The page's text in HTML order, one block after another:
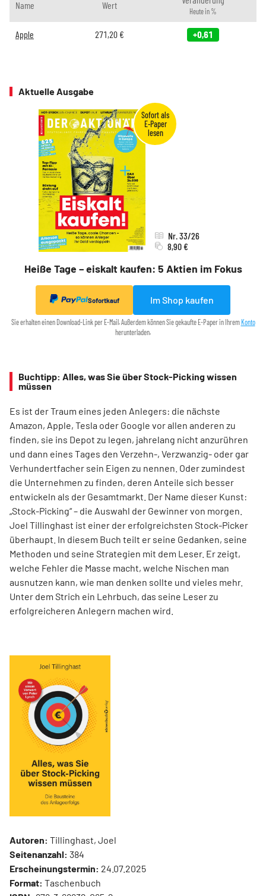
Name Wert
Heute in %
Apple 271,20 € +0,61
Aktuelle Ausgabe
Heiße Tage – eiskalt kaufen: 5 Aktien im Fokus
Nr. 33/26
8,90 €
Sofortkauf Im Shop kaufen
Sie erhalten einen Download-Link per E-Mail. Außerdem können Sie gekaufte E-Paper in Ihrem Konto
herunterladen.
Buchtipp: Alles, was Sie über Stock-Picking wissen
müssen
Es ist der Traum eines jeden Anlegers: die nächste
Amazon, Apple, Tesla oder Google vor allen anderen zu
finden, sie ins Depot zu legen, jahrelang nicht anzurühren
und dann eines Tages den Verzehn-, Verzwanzig- oder gar
Verhundertfacher sein Eigen zu nennen. Oder zumindest
die Unternehmen zu finden, deren Anteile sich besser
entwickeln als der Gesamtmarkt. Der Name dieser Kunst:
„Stock-Picking“ – die Auswahl der Gewinner von morgen.
Joel Tillinghast ist einer der erfolgreichsten Stock-Picker
überhaupt. In diesem Buch teilt er seine Gedanken, seine
Methoden und seine Strategien mit dem Leser. Er zeigt,
welche Fehler die Masse macht, welche Nischen man
ausnutzen kann, wie man denken sollte und vieles mehr.
Unter dem Strich ein Lehrbuch, das seine Leser zu
erfolgreicheren Anlegern machen wird.
Autoren: Tillinghast, Joel
Seitenanzahl: 384
Erscheinungstermin: 24.07.2025
Format: Taschenbuch